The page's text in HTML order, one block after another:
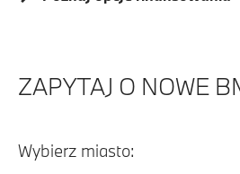
ZAPYTAJ O NOWE
Wybierz miasto: